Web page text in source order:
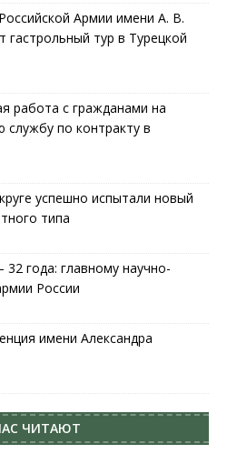
Армии имени А. В.
гастрольный тур в Турецкой
работа с гражданами на
службу по контракту в
успешно испытали новый
типа
года: главному научно-
России
имени Александра
ЧИТАЮТ